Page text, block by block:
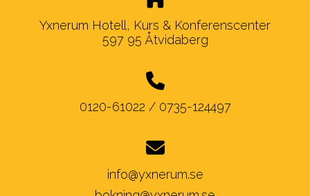
Yxnerum Hotell, Kurs & Konferenscenter
597 95 Åtvidaberg
0120-61022 / 0735-124497
info@yxnerum.se